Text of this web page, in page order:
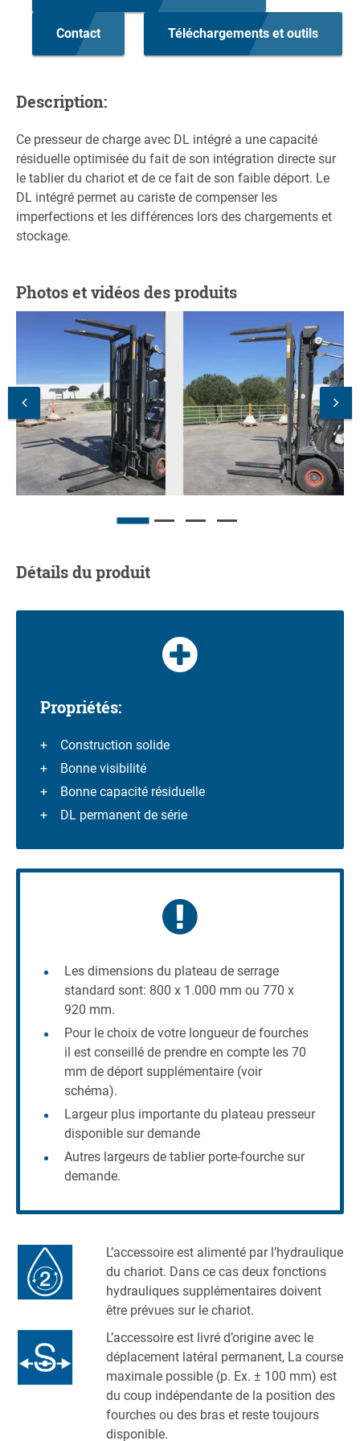
Contact Téléchargements et outils
Description:
Ce presseur de charge avec DL intégré a une capacité
résiduelle optimisée du fait de son intégration directe sur
le tablier du chariot et de ce fait de son faible déport. Le
DL intégré permet au cariste de compenser les
imperfections et les différences lors des chargements et
stockage.
Photos et vidéos des produits
Détails du produit
Propriétés:
Construction solide
Bonne visibilité
Bonne capacité résiduelle
DL permanent de série
Les dimensions du plateau de serrage
standard sont: 800 x 1.000 mm ou 770 x
920 mm.
Pour le choix de votre longueur de fourches
il est conseillé de prendre en compte les 70
mm de déport supplémentaire (voir
schéma).
Largeur plus importante du plateau presseur
disponible sur demande
Autres largeurs de tablier porte-fourche sur
demande.
L’accessoire est alimenté par l’hydraulique
du chariot. Dans ce cas deux fonctions
hydrauliques supplémentaires doivent
être prévues sur le chariot.
L’accessoire est livré d’origine avec le
déplacement latéral permanent, La course
maximale possible (p. Ex. ± 100 mm) est
du coup indépendante de la position des
fourches ou des bras et reste toujours
disponible.